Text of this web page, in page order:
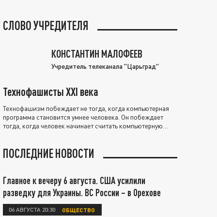
СЛОВО УЧРЕДИТЕЛЯ
КОНСТАНТИН МАЛОФЕЕВ
Учредитель телеканала "Царьград"
Технофашисты XXI века
Технофашизм побеждает не тогда, когда компьютерная
программа становится умнее человека. Он побеждает
тогда, когда человек начинает считать компьютерную
ПОСЛЕДНИЕ НОВОСТИ
Главное к вечеру 6 августа. США усилили
разведку для Украины. ВС России – в Орехове
06 АВГУСТА 20:30 ОБЩЕСТВО